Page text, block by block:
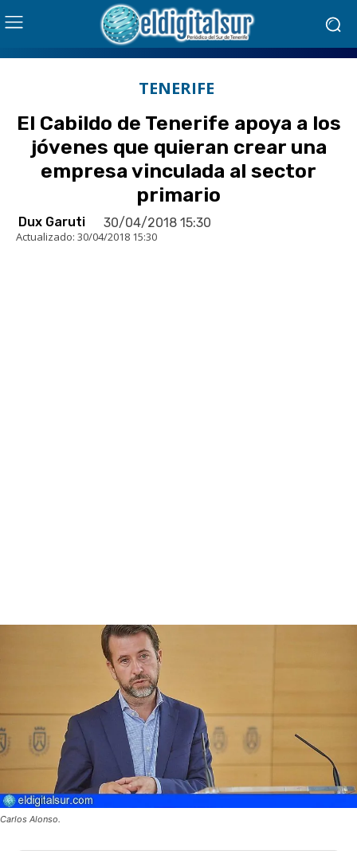
TENERIFE
El Cabildo de Tenerife apoya a los
jóvenes que quieran crear una
empresa vinculada al sector
primario
Dux Garuti 30/04/2018 15:30
Actualizado: 30/04/2018 15:30
Carlos Alonso.